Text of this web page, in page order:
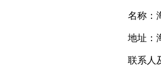
名称：海
地址：海
联系人及